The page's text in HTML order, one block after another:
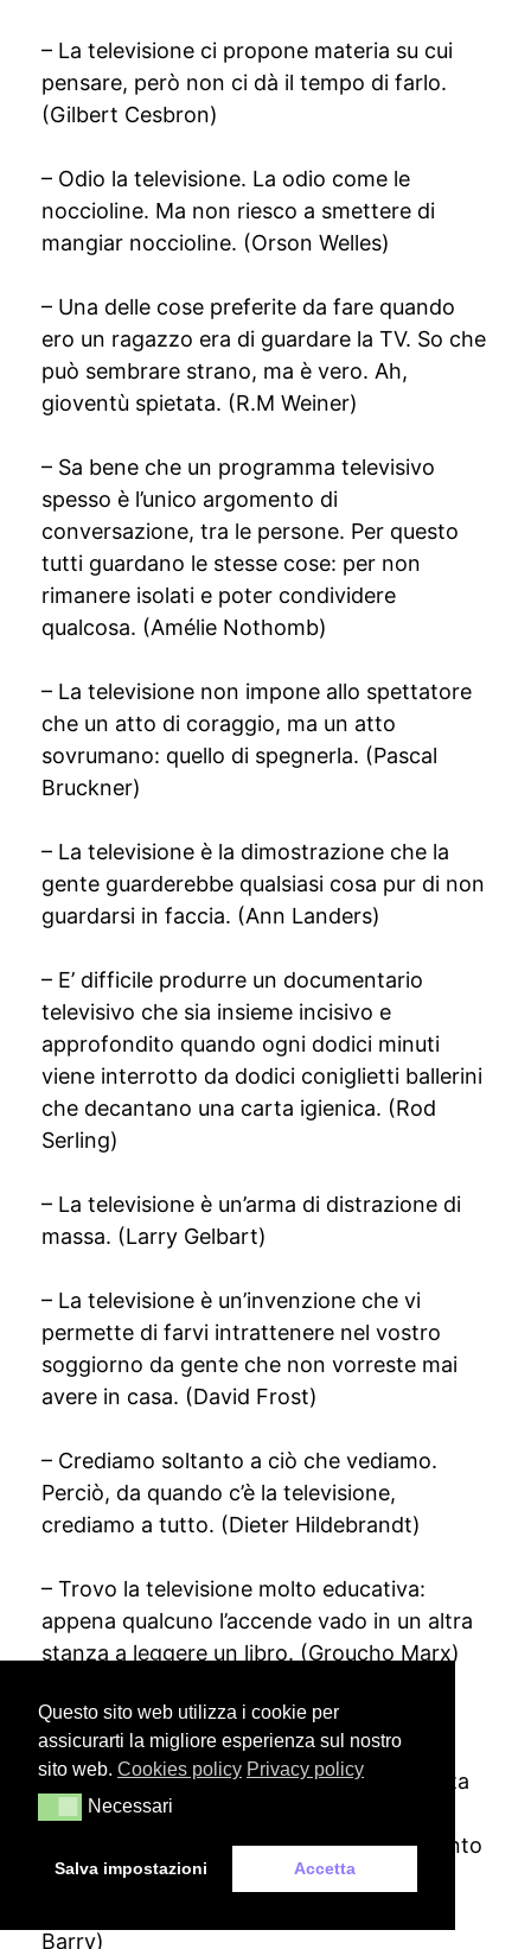
– La televisione ci propone materia su cui
pensare, però non ci dà il tempo di farlo.
(Gilbert Cesbron)
– Odio la televisione. La odio come le
noccioline. Ma non riesco a smettere di
mangiar noccioline. (Orson Welles)
– Una delle cose preferite da fare quando
ero un ragazzo era di guardare la TV. So che
può sembrare strano, ma è vero. Ah,
gioventù spietata. (R.M Weiner)
– Sa bene che un programma televisivo
spesso è l’unico argomento di
conversazione, tra le persone. Per questo
tutti guardano le stesse cose: per non
rimanere isolati e poter condividere
qualcosa. (Amélie Nothomb)
– La televisione non impone allo spettatore
che un atto di coraggio, ma un atto
sovrumano: quello di spegnerla. (Pascal
Bruckner)
– La televisione è la dimostrazione che la
gente guarderebbe qualsiasi cosa pur di non
guardarsi in faccia. (Ann Landers)
– E’ difficile produrre un documentario
televisivo che sia insieme incisivo e
approfondito quando ogni dodici minuti
viene interrotto da dodici coniglietti ballerini
che decantano una carta igienica. (Rod
Serling)
– La televisione è un’arma di distrazione di
massa. (Larry Gelbart)
– La televisione è un’invenzione che vi
permette di farvi intrattenere nel vostro
soggiorno da gente che non vorreste mai
avere in casa. (David Frost)
– Crediamo soltanto a ciò che vediamo.
Perciò, da quando c’è la televisione,
crediamo a tutto. (Dieter Hildebrandt)
– Trovo la televisione molto educativa:
appena qualcuno l’accende vado in un altra
stanza a leggere un libro. (Groucho Marx)
– Un’altra possibile fonte di orientamento
per gli adolescenti è la televisione, ma il
messaggio della televisione è sempre stata
che il bisogno di verità, la saggezza e la
pace nel mondo impallidiscono in confronto
alla necessità di un dentifricio che offre i
Barry)
Questo sito web utilizza i cookie per
assicurarti la migliore esperienza sul nostro
sito web. Cookies policy Privacy policy
NecessariNecessari
Salva impostazioni Accetta